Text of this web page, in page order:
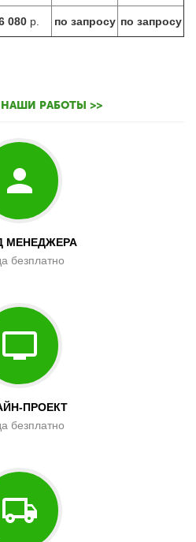
080 р. по запросу по запросу
РАБОТЫ >>
МЕНЕДЖЕРА
безплатно
ПРОЕКТ
безплатно